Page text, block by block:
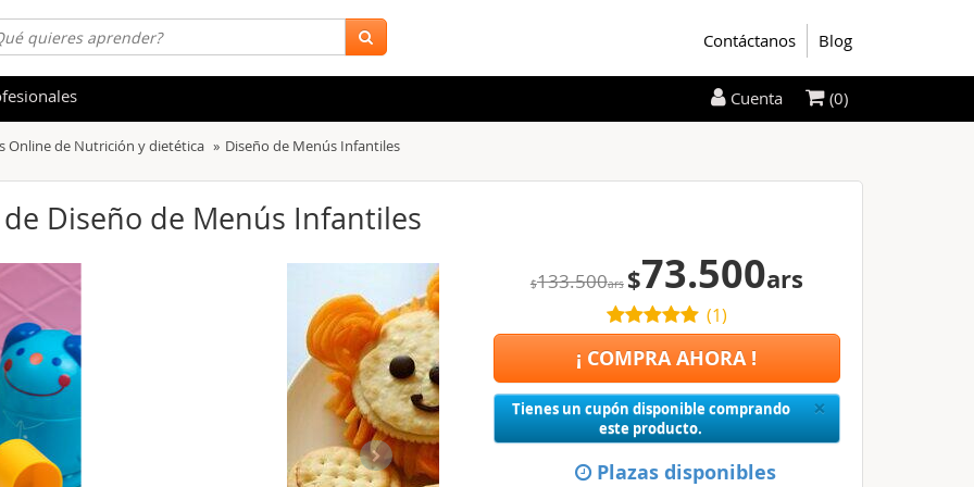
de Empresas
y Ocio
Marketing y Comunicación
Belleza y Moda
Comercial y Ventas
Medio Ambiente
Contáctanos Blog
Online de Nutrición y dietética Diseño de Menús Infantiles
Diseño de Menús Infantiles
$133.500ars $73.500ars
(1)
¡ COMPRA AHORA !
×Close
Tienes un cupón disponible comprando
este producto.
Plazas disponibles
Cuenta (0)